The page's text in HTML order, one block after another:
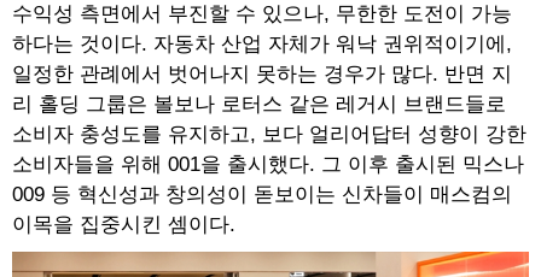
수익성 측면에서 부진할 수 있으나, 무한한 도전이 가능
하다는 것이다. 자동차 산업 자체가 워낙 권위적이기에,
일정한 관례에서 벗어나지 못하는 경우가 많다. 반면 지
리 홀딩 그룹은 볼보나 로터스 같은 레거시 브랜드들로
소비자 충성도를 유지하고, 보다 얼리어답터 성향이 강한
소비자들을 위해 001을 출시했다. 그 이후 출시된 믹스나
009 등 혁신성과 창의성이 돋보이는 신차들이 매스컴의
이목을 집중시킨 셈이다.